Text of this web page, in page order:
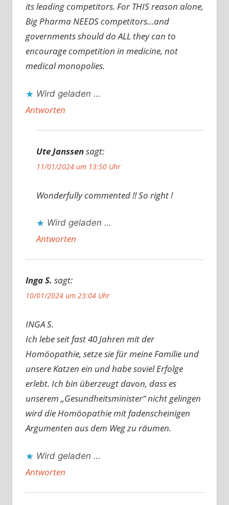
its leading competitors. For THIS reason alone,
Big Pharma NEEDS competitors…and
governments should do ALL they can to
encourage competition in medicine, not
medical monopolies.
Wird geladen …
Antworten
Ute Janssensagt:
11/01/2024 um 13:50 Uhr
Wonderfully commented !! So right !
Wird geladen …
Antworten
Inga S. sagt:
10/01/2024 um 23:04 Uhr
INGA S.
Ich lebe seit fast 40 Jahren mit der
Homöopathie, setze sie für meine Familie und
unsere Katzen ein und habe soviel Erfolge
erlebt. Ich bin überzeugt davon, dass es
unserem „Gesundheitsminister“ nicht gelingen
wird die Homöopathie mit fadenscheinigen
Argumenten aus dem Weg zu räumen.
Wird geladen …
Antworten